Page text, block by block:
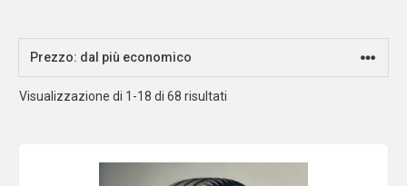
Visualizzazione di 1-18 di 68 risultati